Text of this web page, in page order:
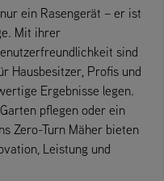
ein Rasengerät – er ist
Mit ihrer
sind
Hausbesitzer, Profis und
Ergebnisse legen.
pflegen oder ein
Zero-Turn Mäher bieten
Leistung und